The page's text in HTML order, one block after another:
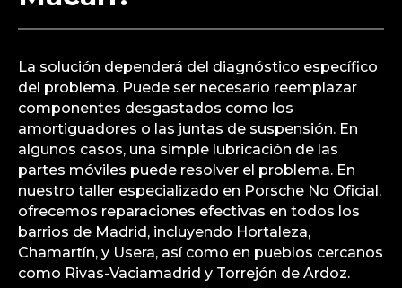
La solución dependerá del diagnóstico específico
del problema. Puede ser necesario reemplazar
componentes desgastados como los
amortiguadores o las juntas de suspensión. En
algunos casos, una simple lubricación de las
partes móviles puede resolver el problema. En
nuestro taller especializado en Porsche No Oficial,
ofrecemos reparaciones efectivas en todos los
barrios de Madrid, incluyendo Hortaleza,
Chamartín, y Usera, así como en pueblos cercanos
como Rivas-Vaciamadrid y Torrejón de Ardoz.